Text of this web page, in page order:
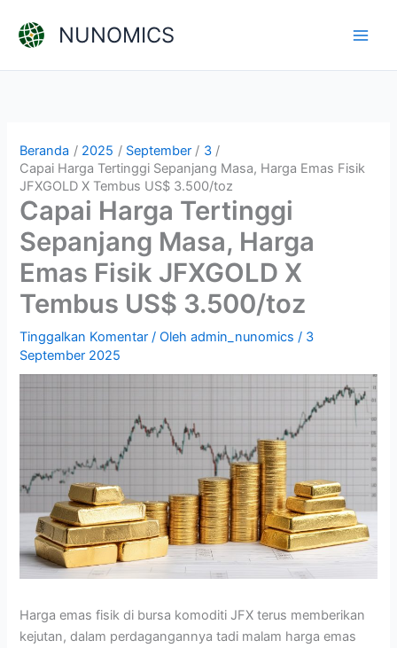
konten
NUNOMICS
Beranda 2025 September
3
Capai Harga Tertinggi Sepanjang Masa, Harga Emas Fisik
JFXGOLD X Tembus US$ 3.500/toz
Capai Harga Tertinggi
Sepanjang Masa, Harga
Emas Fisik JFXGOLD X
Tembus US$ 3.500/toz
Tinggalkan Komentar / Olehadmin_nunomics/ 3
September 2025
Harga emas fisik di bursa komoditi JFX terus memberikan
kejutan, dalam perdagangannya tadi malam harga emas